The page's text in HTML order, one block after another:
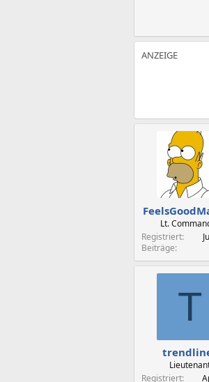
Lt.
Registriert
Beiträge
T
Registriert